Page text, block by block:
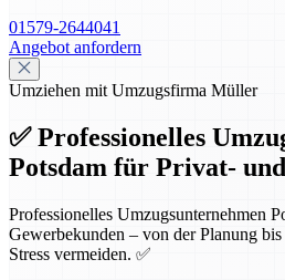
01579-2644041
Angebot anfordern
Umziehen mit Umzugsfirma Müller
✅ Professionelles
Potsdam für Privat-
Professionelles Umzugsunternehmen
Gewerbekunden – von der Planung
Stress vermeiden. ✅